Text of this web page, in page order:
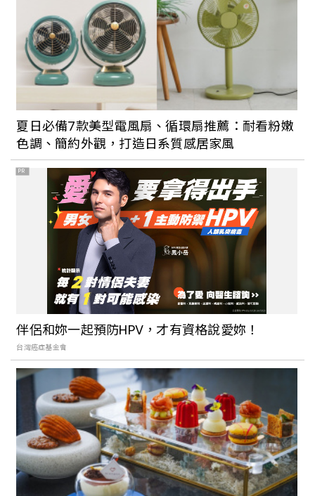
台北不限時咖啡廳總整理！復古老宅、韓
系簡約、貓咪咖啡廳全都有，讓你靜下心
來好好感受生活的溫度
5家大安區不限時咖啡廳推薦，讓你在嘈雜
都市中獲得片刻寧靜：休習日、Think
Cafe、補時⋯⋯
在三樓、沐鴉咖啡、好休咖啡……5家中山
區不限時咖啡廳推薦，帶你來到城市裡最
寧靜的角落
台北專屬的城市綠洲！松山區不限時咖啡
廳精選：初訪、All Day Roasting
Company，享受悠閒靜謐的午後時光
擁抱鬱鬱蔥蔥的美好：台北這幾家「植物
系咖啡廳」，為你的生活帶來為綠色療癒
夏日必備7款美型電風扇、循環扇推薦：耐看粉嫩
色調、簡約外觀，打造日系質感居家風
PR
伴侶和妳一起預防HPV，才有資格說愛妳！
台灣癌症基金會